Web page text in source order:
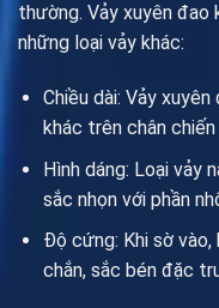
thường. Vảy xuyên
những loại vảy khác:
Chiều dài: Vảy
khác trên chân chiến
Hình dáng: Loại vảy
sắc nhọn với phần
Độ cứng: Khi sờ
chắn, sắc bén đặc